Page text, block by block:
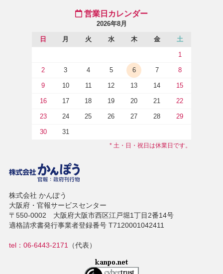
営業日カレンダー
2026年8月
日 月 火 水 木 金 土
1
2 3 4 5 6 7 8
9 10 11 12 13 14 15
16 17 18 19 20 21 22
23 24 25 26 27 28 29
30 31
* 土・日・祝日は休業日です。
株式会社 かんぽう
大阪府・官報サービスセンター
〒550-0002 大阪府大阪市西区江戸堀1丁目2番14号
適格請求書発行事業者登録番号 T7120001042411
tel：06-6443-2171 （代表）